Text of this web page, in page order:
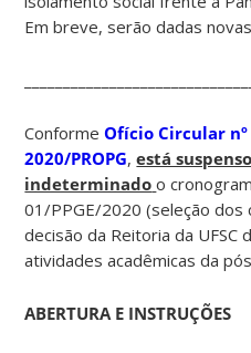
Em breve, serão dadas
ConformeOfício Circular
2020/PROPG,está
indeterminado o
01/PPGE/2020 (seleção dos
decisão da Reitoria da UFSC
atividades acadêmicas da
ABERTURA E INSTRUÇÕES